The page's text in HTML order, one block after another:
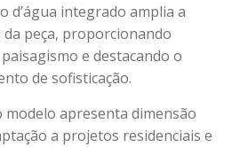
d’água integrado amplia a
peça, proporcionando
e destacando o
de sofisticação.
modelo apresenta dimensão
a projetos residenciais e